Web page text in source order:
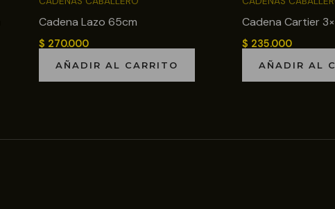
Cadena Lazo 65cm
$ 270.000
AÑADIR AL CARRITO
Cadena Cartier
$ 235.000
AÑADIR AL